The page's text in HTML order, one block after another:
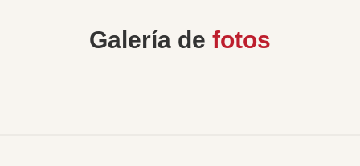
Galería de fotos